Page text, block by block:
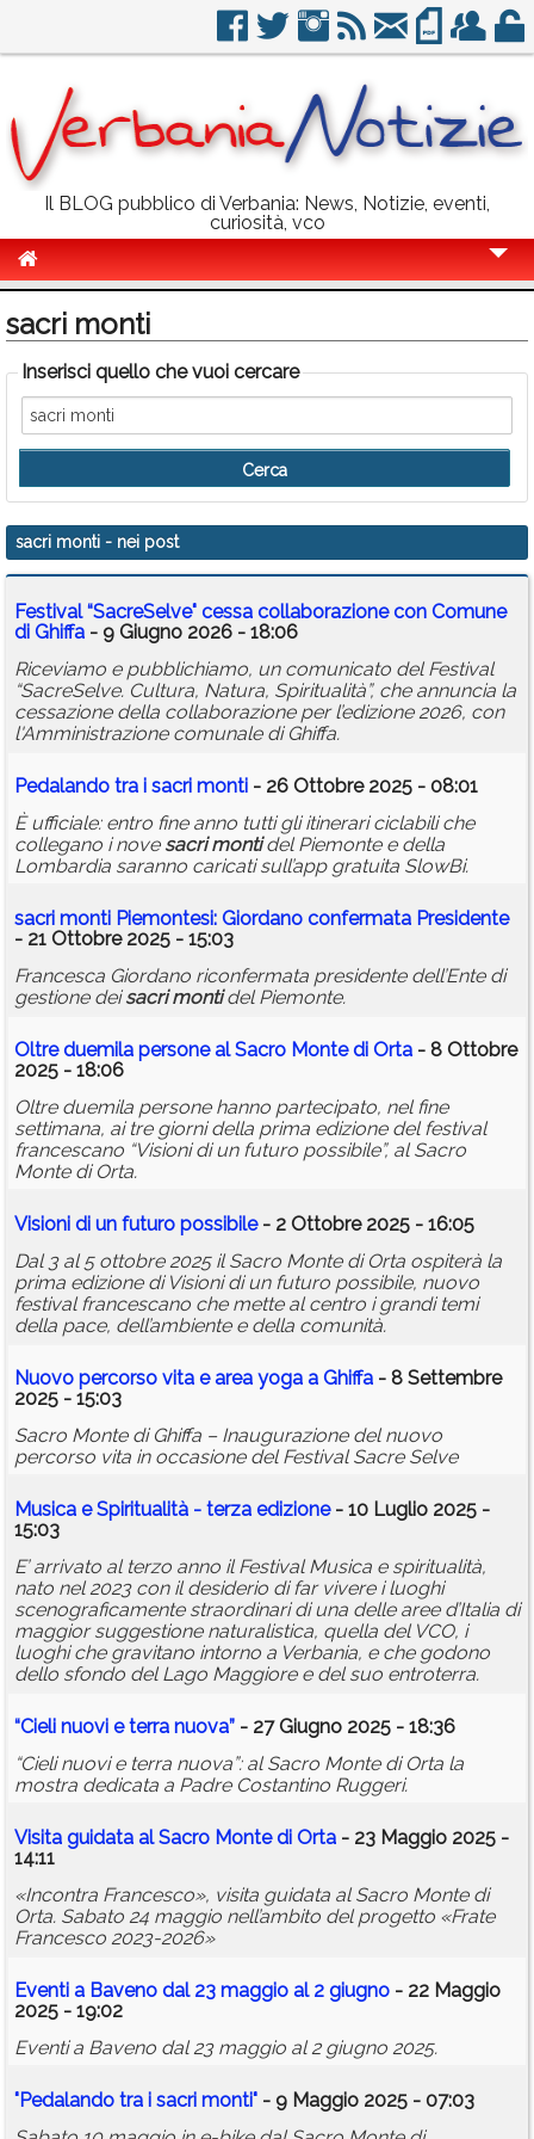
Il BLOG pubblico di Verbania: News, Notizie, eventi,
curiosità, vco
Politica
Sport
Eventi
Info Utili
Rubriche
Calendario
Annunci
sacri monti
Inserisci quello che vuoi cercare
sacri monti - nei post
Festival “SacreSelve" cessa collaborazione con Comune
di Ghiffa - 9 Giugno 2026 - 18:06
Riceviamo e pubblichiamo, un comunicato del Festival
“SacreSelve. Cultura, Natura, Spiritualità”, che annuncia la
cessazione della collaborazione per l’edizione 2026, con
l'Amministrazione comunale di Ghiffa.
Pedalando tra i sacri monti - 26 Ottobre 2025 - 08:01
È ufficiale: entro fine anno tutti gli itinerari ciclabili che
collegano i nove sacri montidel Piemonte e della
Lombardia saranno caricati sull’app gratuita SlowBi.
sacri monti Piemontesi: Giordano confermata Presidente
- 21 Ottobre 2025 - 15:03
Francesca Giordano riconfermata presidente dell’Ente di
gestione deisacri montidel Piemonte.
Oltre duemila persone al Sacro Monte di Orta - 8 Ottobre
2025 - 18:06
Oltre duemila persone hanno partecipato, nel fine
settimana, ai tre giorni della prima edizione del festival
francescano “Visioni di un futuro possibile”, al Sacro
Monte di Orta.
Visioni di un futuro possibile- 2 Ottobre 2025 - 16:05
Dal 3 al 5 ottobre 2025 il Sacro Monte di Orta ospiterà la
prima edizione di Visioni di un futuro possibile, nuovo
festival francescano che mette al centro i grandi temi
della pace, dell’ambiente e della comunità.
Nuovo percorso vita e area yoga a Ghiffa - 8 Settembre
2025 - 15:03
Sacro Monte di Ghiffa – Inaugurazione del nuovo
percorso vita in occasione del Festival Sacre Selve
Musica e Spiritualità - terza edizione- 10 Luglio 2025 -
15:03
E’ arrivato al terzo anno il Festival Musica e spiritualità,
nato nel 2023 con il desiderio di far vivere i luoghi
scenograficamente straordinari di una delle aree d’Italia di
maggior suggestione naturalistica, quella del VCO, i
luoghi che gravitano intorno a Verbania, e che godono
dello sfondo del Lago Maggiore e del suo entroterra.
“Cieli nuovi e terra nuova” - 27 Giugno 2025 - 18:36
“Cieli nuovi e terra nuova”: al Sacro Monte di Orta la
mostra dedicata a Padre Costantino Ruggeri.
Visita guidata al Sacro Monte di Orta - 23 Maggio 2025 -
14:11
«Incontra Francesco», visita guidata al Sacro Monte di
Orta. Sabato 24 maggio nell’ambito del progetto «Frate
Francesco 2023-2026»
Eventi a Baveno dal 23 maggio al 2 giugno - 22 Maggio
2025 - 19:02
Eventi a Baveno dal 23 maggio al 2 giugno 2025.
"Pedalando tra i sacri monti" - 9 Maggio 2025 - 07:03